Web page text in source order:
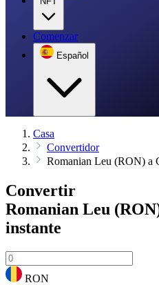
Comenzar
Español
Casa
Convertidor
Romanian Leu (RON) a
Convertir
Romanian Leu
instante
RON